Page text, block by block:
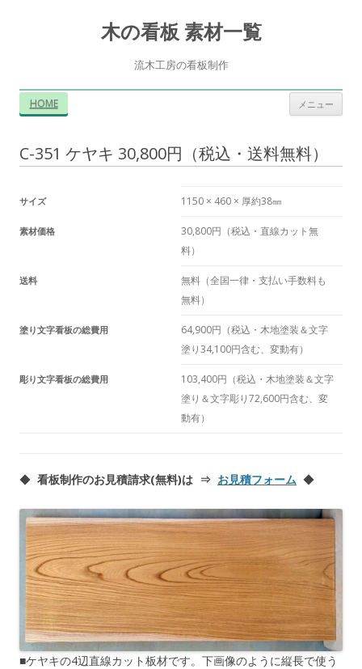
木の看板 素材一覧
流木工房の看板制作
HOME メニュー
コ
へ
ス
プ
C-351 ケヤキ 30,800円（税込・送料無料）
サイズ 1150 × 460 × 厚約38㎜
素材価格
30,800円（税込・直線カット無
料）
送料
無料（全国一律・支払い手数料も
無料）
塗り文字看板の総費用
64,900円（税込・木地塗装＆文字
塗り34,100円含む、変動有）
彫り文字看板の総費用
103,400円（税込・木地塗装＆文字
塗り＆文字彫り72,600円含む、変
動有）
◆ 看板制作のお見積請求(無料)は ⇒ お見積フォーム ◆
■ケヤキの4辺直線カット板材です。下画像のように縦長で使う